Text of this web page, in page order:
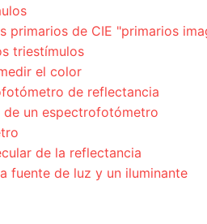
primarios de CIE "primarios
triestímulos
el color
de reflectancia
un espectrofotómetro
de la reflectancia
fuente de luz y un iluminante